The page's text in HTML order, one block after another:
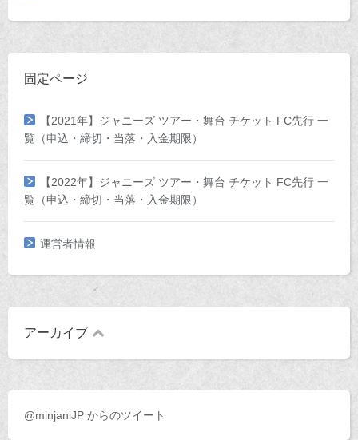
固定ページ
【2021年】ジャニーズ ツアー・舞台 チケット FC先行 一
覧（申込・締切・当落・入金期限）
【2022年】ジャニーズ ツアー・舞台 チケット FC先行 一
覧（申込・締切・当落・入金期限）
運営者情報
アーカイブ
@minjaniJP からのツイート